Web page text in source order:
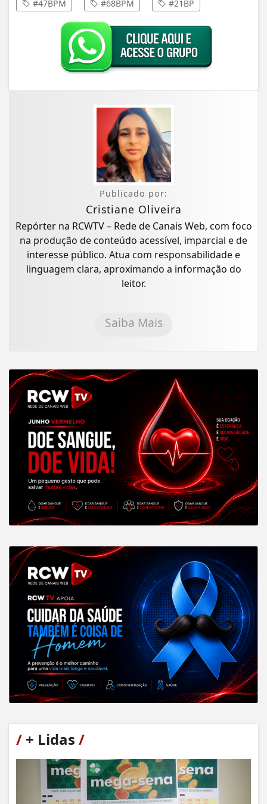
#47BPM #68BPM #21BP
Publicado por:
Cristiane Oliveira
Repórter na RCWTV – Rede de Canais Web, com foco
na produção de conteúdo acessível, imparcial e de
interesse público. Atua com responsabilidade e
linguagem clara, aproximando a informação do
leitor.
Saiba Mais
/ + Lidas /